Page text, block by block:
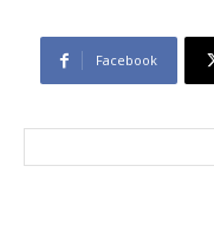
Facebook